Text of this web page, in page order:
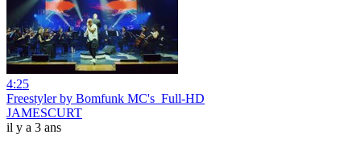
4:25
Freestyler by Bomfunk MC's_Full-HD
JAMESCURT
il y a 3 ans